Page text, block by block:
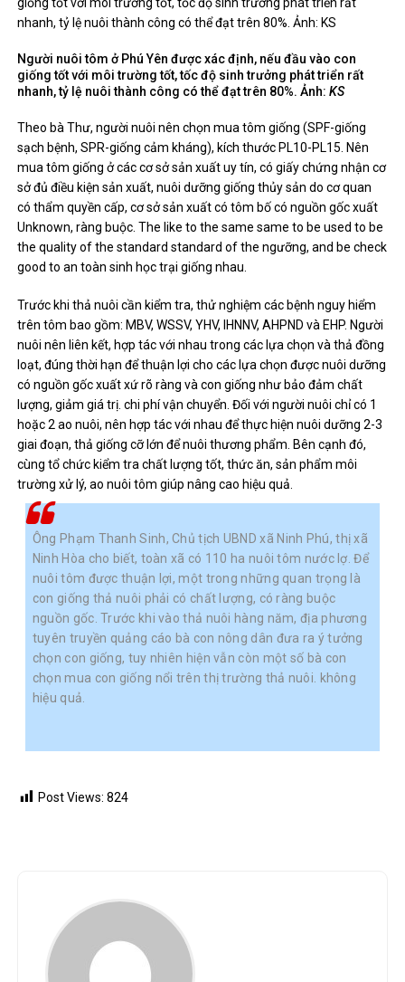
Người nuôi tôm ở Phú Yên được xác định, nếu đầu vào con
giống tốt với môi trường tốt, tốc độ sinh trưởng phát triển rất
nhanh, tỷ lệ nuôi thành công có thể đạt trên 80%. Ảnh:KS
Theo bà Thư, người nuôi nên chọn mua tôm giống (SPF-giống
sạch bệnh, SPR-giống cảm kháng), kích thước PL10-PL15. Nên
mua tôm giống ở các cơ sở sản xuất uy tín, có giấy chứng nhận cơ
sở đủ điều kiện sản xuất, nuôi dưỡng giống thủy sản do cơ quan
có thẩm quyền cấp, cơ sở sản xuất có tôm bố có nguồn gốc xuất
Unknown, ràng buộc. The like to the same same to be used to be
the quality of the standard standard of the ngưỡng, and be check
good to an toàn sinh học trại giống nhau.
Trước khi thả nuôi cần kiểm tra, thử nghiệm các bệnh nguy hiểm
trên tôm bao gồm: MBV, WSSV, YHV, IHNNV, AHPND và EHP. Người
nuôi nên liên kết, hợp tác với nhau trong các lựa chọn và thả đồng
loạt, đúng thời hạn để thuận lợi cho các lựa chọn được nuôi dưỡng
có nguồn gốc xuất xứ rõ ràng và con giống như bảo đảm chất
lượng, giảm giá trị. chi phí vận chuyển. Đối với người nuôi chỉ có 1
hoặc 2 ao nuôi, nên hợp tác với nhau để thực hiện nuôi dưỡng 2-3
giai đoạn, thả giống cỡ lớn để nuôi thương phẩm. Bên cạnh đó,
cùng tổ chức kiểm tra chất lượng tốt, thức ăn, sản phẩm môi
trường xử lý, ao nuôi tôm giúp nâng cao hiệu quả.
Ông Phạm Thanh Sinh, Chủ tịch UBND xã Ninh Phú, thị xã
Ninh Hòa cho biết, toàn xã có 110 ha nuôi tôm nước lợ. Để
nuôi tôm được thuận lợi, một trong những quan trọng là
con giống thả nuôi phải có chất lượng, có ràng buộc
nguồn gốc. Trước khi vào thả nuôi hàng năm, địa phương
tuyên truyền quảng cáo bà con nông dân đưa ra ý tưởng
chọn con giống, tuy nhiên hiện vẫn còn một số bà con
chọn mua con giống nổi trên thị trường thả nuôi. không
hiệu quả.
Post Views: 824